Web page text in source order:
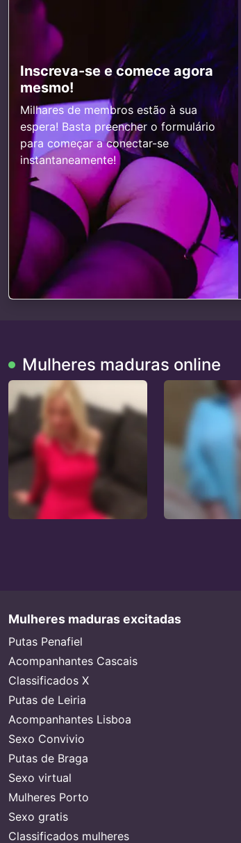
Inscreva-se e comece agora
mesmo!
Milhares de membros estão à sua
espera! Basta preencher o formulário
para começar a conectar-se
instantaneamente!
Mulheres maduras online
Mulheres maduras excitadas
Putas Penafiel
Acompanhantes Cascais
Classificados X
Putas de Leiria
Acompanhantes Lisboa
Sexo Convivio
Putas de Braga
Sexo virtual
Mulheres Porto
Sexo gratis
Classificados mulheres